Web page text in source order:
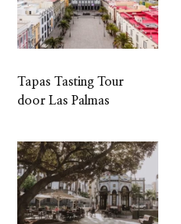
Tapas Tasting Tour
door Las Palmas